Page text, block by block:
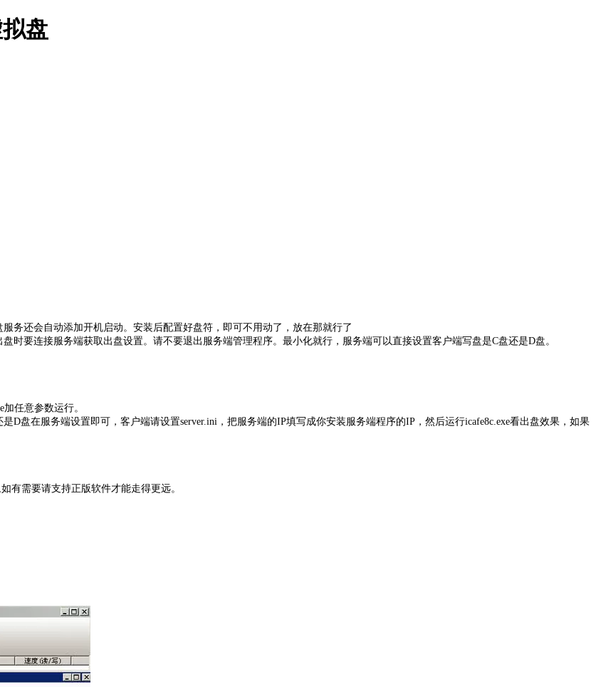
盘
务还会自动添加开机启动。安装后配置好盘符，即可不用动了，放在那就行了
时要连接服务端获取出盘设置。请不要退出服务端管理程序。最小化就行，服务端可以直接设置客户端写盘是C盘还是D盘。
任意参数运行。
D盘在服务端设置即可，客户端请设置server.ini，把服务端的IP填写成你安装服务端程序的IP，然后运行icafe8c.exe看出盘效果，如果
有需要请支持正版软件才能走得更远。